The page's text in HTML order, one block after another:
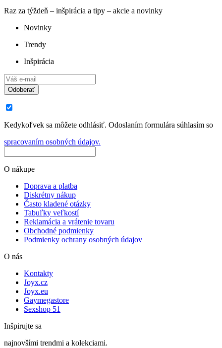
Raz za týždeň – inšpirácia a tipy – akcie a novinky
Novinky
Trendy
Inšpirácia
Odoberať
Kedykoľvek sa môžete odhlásiť. Odoslaním formulára súhlasím so
spracovaním osobných údajov.
O nákupe
Doprava a platba
Diskrétny nákup
Často kladené otázky
Tabuľky veľkostí
Reklamácia a vrátenie tovaru
Obchodné podmienky
Podmienky ochrany osobných údajov
O nás
Kontakty
Joyx.cz
Joyx.eu
Gaymegastore
Sexshop 51
Inšpirujte sa
najnovšími trendmi a kolekciami.